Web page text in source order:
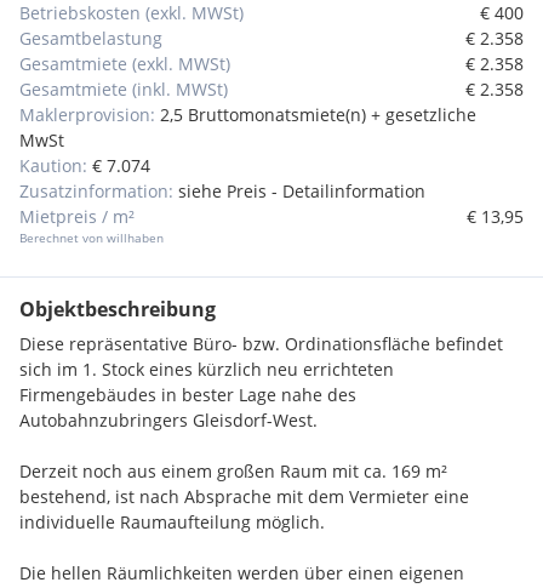
Betriebskosten (exkl. MWSt)
€ 400
Gesamtbelastung
€ 2.358
Gesamtmiete (exkl. MWSt)
€ 2.358
Gesamtmiete (inkl. MWSt)
€ 2.358
Maklerprovision: 2,5 Bruttomonatsmiete(n) + gesetzliche
MwSt
Kaution: € 7.074
Zusatzinformation: siehe Preis - Detailinformation
Mietpreis / m²
Berechnet von willhaben
€ 13,95
Objektbeschreibung
Diese repräsentative Büro- bzw. Ordinationsfläche befindet
sich im 1. Stock eines kürzlich neu errichteten
Firmengebäudes in bester Lage nahe des
Autobahnzubringers Gleisdorf-West.
Derzeit noch aus einem großen Raum mit ca. 169 m²
bestehend, ist nach Absprache mit dem Vermieter eine
individuelle Raumaufteilung möglich.
Die hellen Räumlichkeiten werden über einen eigenen